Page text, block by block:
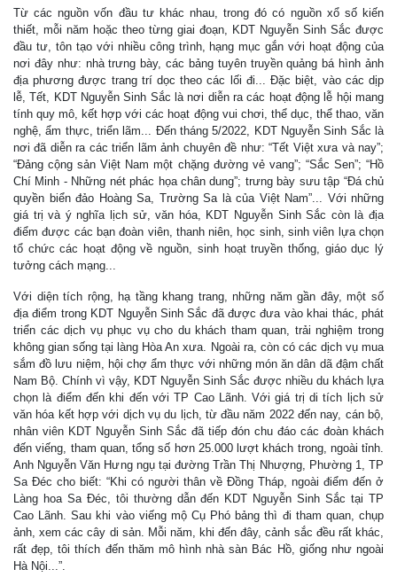
Từ các nguồn vốn đầu tư khác nhau, trong đó có nguồn xổ số kiến
thiết, mỗi năm hoặc theo từng giai đoạn, KDT Nguyễn Sinh Sắc được
đầu tư, tôn tạo với nhiều công trình, hạng mục gắn với hoạt động của
nơi đây như: nhà trưng bày, các bảng tuyên truyền quảng bá hình ảnh
địa phương được trang trí dọc theo các lối đi... Đặc biệt, vào các dịp
lễ, Tết, KDT Nguyễn Sinh Sắc là nơi diễn ra các hoạt động lễ hội mang
tính quy mô, kết hợp với các hoạt động vui chơi, thể dục, thể thao, văn
nghệ, ẩm thực, triển lãm... Đến tháng 5/2022, KDT Nguyễn Sinh Sắc là
nơi đã diễn ra các triển lãm ảnh chuyên đề như: “Tết Việt xưa và nay”;
“Đảng cộng sản Việt Nam một chặng đường vẻ vang”; “Sắc Sen”; “Hồ
Chí Minh - Những nét phác họa chân dung”; trưng bày sưu tập “Đá chủ
quyền biển đảo Hoàng Sa, Trường Sa là của Việt Nam”... Với những
giá trị và ý nghĩa lịch sử, văn hóa, KDT Nguyễn Sinh Sắc còn là địa
điểm được các bạn đoàn viên, thanh niên, học sinh, sinh viên lựa chọn
tổ chức các hoạt động về nguồn, sinh hoạt truyền thống, giáo dục lý
tưởng cách mạng...
Với diện tích rộng, hạ tầng khang trang, những năm gần đây, một số
địa điểm trong KDT Nguyễn Sinh Sắc đã được đưa vào khai thác, phát
triển các dịch vụ phục vụ cho du khách tham quan, trải nghiệm trong
không gian sống tại làng Hòa An xưa. Ngoài ra, còn có các dịch vụ mua
sắm đồ lưu niệm, hội chợ ẩm thực với những món ăn dân dã đậm chất
Nam Bộ. Chính vì vậy, KDT Nguyễn Sinh Sắc được nhiều du khách lựa
chọn là điểm đến khi đến với TP Cao Lãnh. Với giá trị di tích lịch sử
văn hóa kết hợp với dịch vụ du lịch, từ đầu năm 2022 đến nay, cán bộ,
nhân viên KDT Nguyễn Sinh Sắc đã tiếp đón chu đáo các đoàn khách
đến viếng, tham quan, tổng số hơn 25.000 lượt khách trong, ngoài tỉnh.
Anh Nguyễn Văn Hưng ngụ tại đường Trần Thị Nhượng, Phường 1, TP
Sa Đéc cho biết: “Khi có người thân về Đồng Tháp, ngoài điểm đến ở
Làng hoa Sa Đéc, tôi thường dẫn đến KDT Nguyễn Sinh Sắc tại TP
Cao Lãnh. Sau khi vào viếng mộ Cụ Phó bảng thì đi tham quan, chụp
ảnh, xem các cây di sản. Mỗi năm, khi đến đây, cảnh sắc đều rất khác,
rất đẹp, tôi thích đến thăm mô hình nhà sàn Bác Hồ, giống như ngoài
Hà Nội...”.